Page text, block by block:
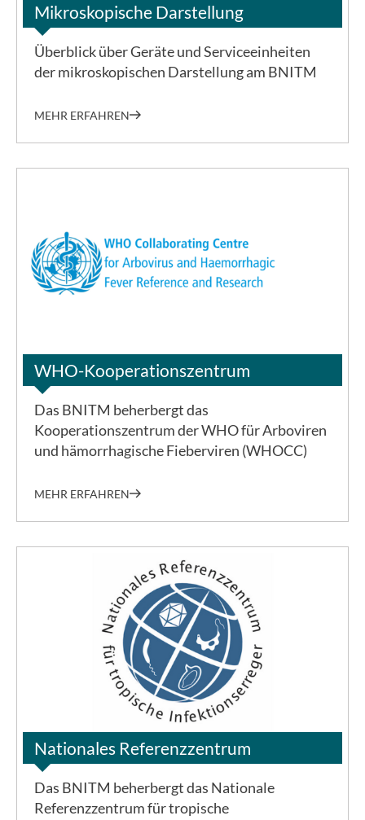
Mikroskopische Darstellung
Überblick über Geräte und Serviceeinheiten
der mikroskopischen Darstellung am BNITM
MEHR ERFAHREN
WHO-Kooperationszentrum
Das BNITM beherbergt das
Kooperationszentrum der WHO für Arboviren
und hämorrhagische Fieberviren (WHOCC)
MEHR ERFAHREN
Nationales Referenzzentrum
Das BNITM beherbergt das Nationale
Referenzzentrum für tropische